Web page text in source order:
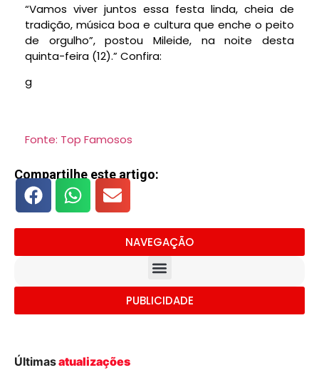
“Vamos viver juntos essa festa linda, cheia de
tradição, música boa e cultura que enche o peito
de orgulho”, postou Mileide, na noite desta
quinta-feira (12).” Confira:
g
Fonte: Top Famosos
Compartilhe este artigo:
NAVEGAÇÃO
PUBLICIDADE
Últimasatualizações